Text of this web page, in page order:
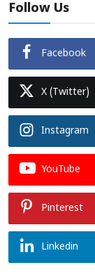
Follow Us
Facebook
X (Twitter)
Instagram
YouTube
Pinterest
Linkedin